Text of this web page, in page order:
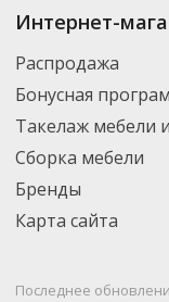
Купить
включая новинки. Вы
регионы России –
Интернет-
Распродажа
Бонусная
Такелаж мебели
Сборка мебели
Бренды
Карта сайта
Последнее